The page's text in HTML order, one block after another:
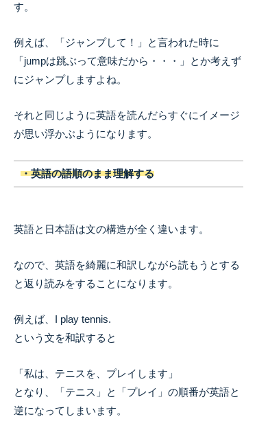
す。
例えば、「ジャンプして！」と言われた時に
「jumpは跳ぶって意味だから・・・」とか考えず
にジャンプしますよね。
それと同じように英語を読んだらすぐにイメージ
が思い浮かぶようになります。
・英語の語順のまま理解する
英語と日本語は文の構造が全く違います。
なので、英語を綺麗に和訳しながら読もうとする
と返り読みをすることになります。
例えば、I play tennis.
という文を和訳すると
「私は、テニスを、プレイします」
となり、「テニス」と「プレイ」の順番が英語と
逆になってしまいます。